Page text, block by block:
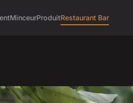
MinceurProduitRestaurant Bar